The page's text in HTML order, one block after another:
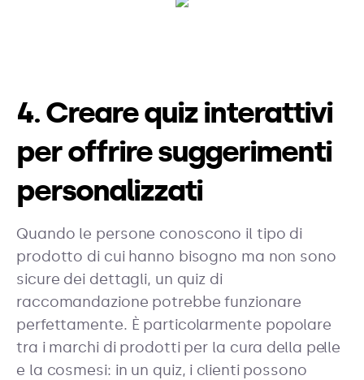
4. Creare quiz interattivi
per offrire suggerimenti
personalizzati
Quando le persone conoscono il tipo di
prodotto di cui hanno bisogno ma non sono
sicure dei dettagli, un quiz di
raccomandazione potrebbe funzionare
perfettamente. È particolarmente popolare
tra i marchi di prodotti per la cura della pelle
e la cosmesi: in un quiz, i clienti possono